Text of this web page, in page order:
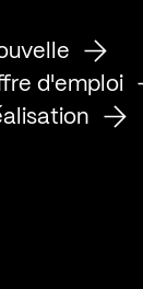
d'emploi